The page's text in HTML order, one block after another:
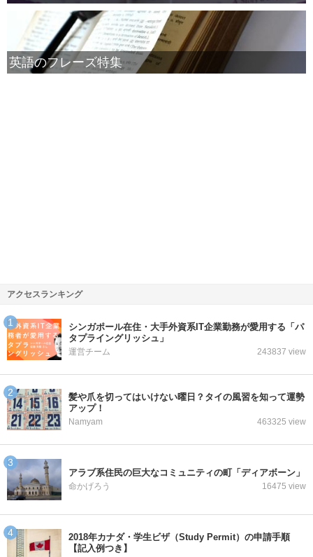
英語のフレーズ特集
アクセスランキング
シンガポール在住・大手外資系IT企業勤務が愛用する「パ
タプライングリッシュ」
運営チーム 243837 view
髪や爪を切ってはいけない曜日？タイの風習を知って運勢
アップ！
Namyam 463325 view
アラブ系住民の巨大なコミュニティの町「ディアボーン」
命かげろう 16475 view
2018年カナダ・学生ビザ（Study Permit）の申請手順
【記入例つき】